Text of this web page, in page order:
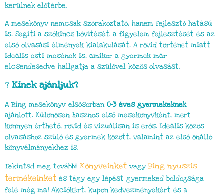
kerülnek előtérbe.
A mesekönyv nemcsak szórakoztató, hanem fejlesztő hatású
is. Segíti a szókincs bővítését, a figyelem fejlesztését és az
első olvasási élmények kialakulását. A rövid történet miatt
ideális esti mesének is, amikor a gyermek már
elcsendesedve hallgatja a szülővel közös olvasást.
? Kinek ajánljuk?
A Bing mesekönyv elsősorban 0–3 éves gyermekeknek
ajánlott. Különösen hasznos első mesekönyvként, mert
könnyen érthető, rövid és vizuálisan is erős. Ideális közös
olvasáshoz szülő és gyermek között, valamint az első önálló
könyvélményekhez is.
Tekintsd meg további Könyveinket vagy Bing nyuszis
termékeinket és tégy egy lépést gyermeked boldogsága
felé még ma! Akciókért, kupon kedvezményekért és a